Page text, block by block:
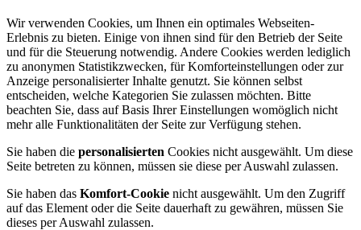
Wir verwenden Cookies, um Ihnen ein optimales Webseiten-
Erlebnis zu bieten. Einige von ihnen sind für den Betrieb der Seite
und für die Steuerung notwendig. Andere Cookies werden lediglich
zu anonymen Statistikzwecken, für Komforteinstellungen oder zur
Anzeige personalisierter Inhalte genutzt. Sie können selbst
entscheiden, welche Kategorien Sie zulassen möchten. Bitte
beachten Sie, dass auf Basis Ihrer Einstellungen womöglich nicht
mehr alle Funktionalitäten der Seite zur Verfügung stehen.
Sie haben die personalisierten Cookies nicht ausgewählt. Um diese
Seite betreten zu können, müssen sie diese per Auswahl zulassen.
Sie haben das Komfort-Cookie nicht ausgewählt. Um den Zugriff
auf das Element oder die Seite dauerhaft zu gewähren, müssen Sie
dieses per Auswahl zulassen.